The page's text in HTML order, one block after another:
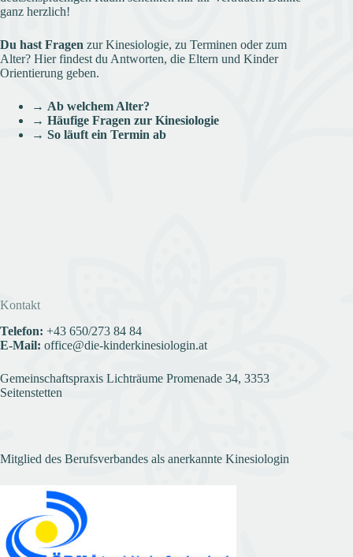
ganz herzlich!
Du hast Fragen zur Kinesiologie, zu Terminen oder zum
Alter? Hier findest du Antworten, die Eltern und Kinder
Orientierung geben.
→ Ab welchem Alter?
→ Häufige Fragen zur Kinesiologie
→ So läuft ein Termin ab
Kontakt
Telefon: +43 650/273 84 84
E-Mail: office@die-kinderkinesiologin.at
Gemeinschaftspraxis Lichträume Promenade 34, 3353
Seitenstetten
Mitglied des Berufsverbandes als anerkannte Kinesiologin